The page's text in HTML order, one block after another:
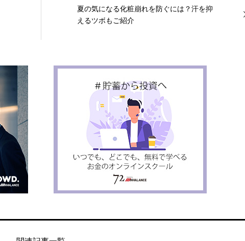
夏の気になる化粧崩れを防ぐには？汗を抑
えるツボもご紹介